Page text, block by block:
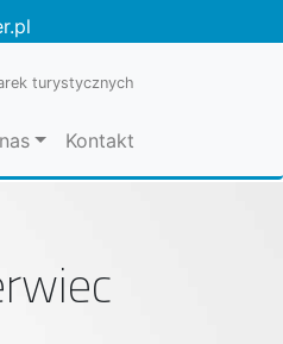
turystycznych
Kontakt